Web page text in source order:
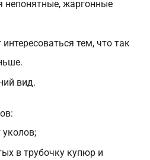
непонятные, жаргонные
интересоваться тем, что так
вид.
уколов;
в трубочку купюр и